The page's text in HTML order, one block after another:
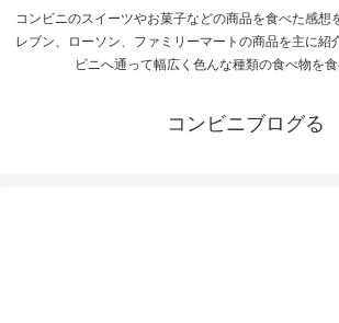
コンビニのスイーツやお菓子などの商品を食べた感想
レブン、ローソン、ファミリーマートの商品を主に紹
ビニへ通って幅広く色んな種類の食べ物を食
コンビニブログる